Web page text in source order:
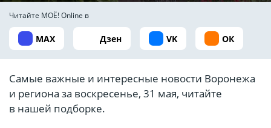
Читайте МОЁ! Online в
MAX Дзен VK ОК
Самые важные и интересные новости Воронежа
и региона за воскресенье, 31 мая, читайте
в нашей подборке.